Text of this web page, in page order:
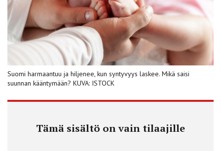
Suomi harmaantuu ja hiljenee, kun syntyvyys laskee. Mikä saisi
suunnan kääntymään? KUVA: ISTOCK
Tämä sisältö on vain tilaajille